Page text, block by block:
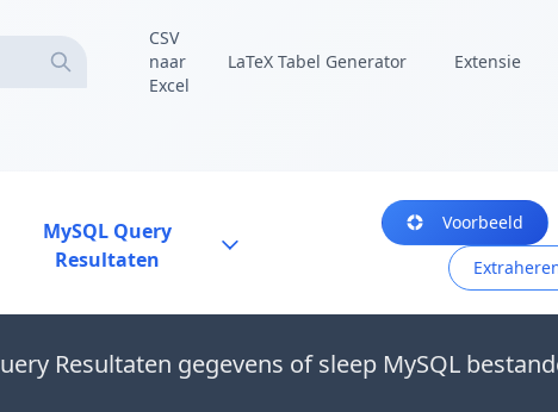
CSV
naar
Excel
LaTeX Tabel Generator Extensie
MySQL Query
Resultaten
Voorbeeld
Resultaten gegevens of sleep MySQL